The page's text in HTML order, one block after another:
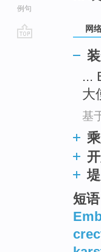
例句
网
...
大
基
短语